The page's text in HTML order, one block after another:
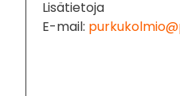
Lisätietoja
E-mail: